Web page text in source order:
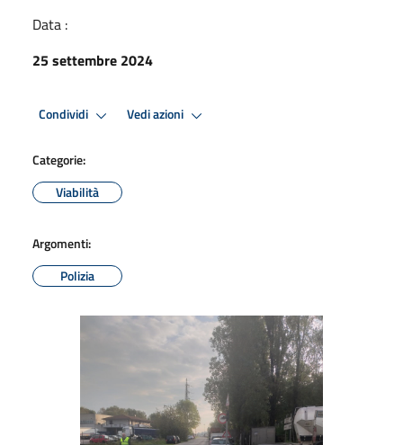
Data :
25 settembre 2024
Condividi Vedi azioni
Categorie:
Viabilità
Argomenti:
Polizia